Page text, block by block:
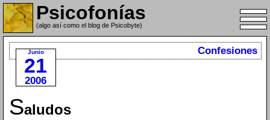
Psicofonías
(algo así como el blog de Psicobyte)
Junio
21
2006
Confesiones
Saludos